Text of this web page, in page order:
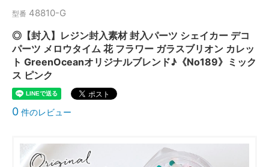
型番 48810-G
◎【封入】レジン封入素材 封入パーツ シェイカー デコ
パーツ メロウタイム 花 フラワー ガラスブリオン カレッ
ト GreenOceanオリジナルブレンド♪《No189》ミック
ス ピンク
0 件のレビュー